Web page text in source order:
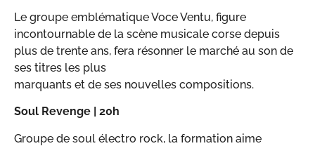
Le groupe emblématique Voce Ventu, figure
incontournable de la scène musicale corse depuis
plus de trente ans, fera résonner le marché au son de
ses titres les plus
marquants et de ses nouvelles compositions.
Soul Revenge | 20h
Groupe de soul électro rock, la formation aime